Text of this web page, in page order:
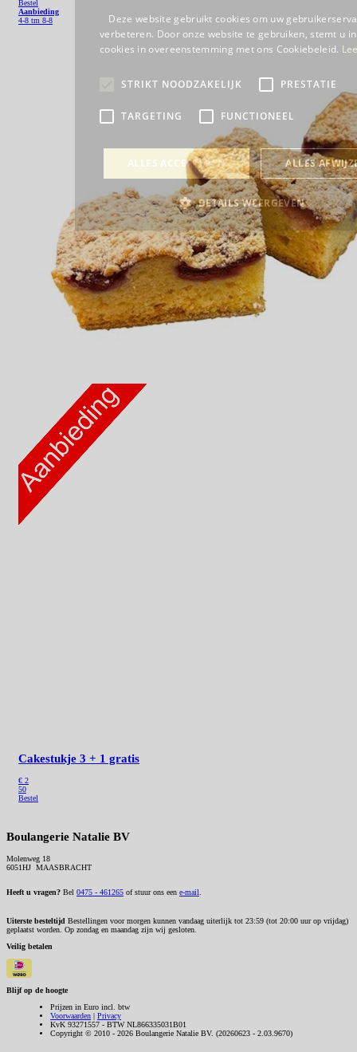
Bestel
Aanbieding
4-8 tm 8-8
Cakestukje 3 + 1 gratis
€ 2
50
Bestel
Boulangerie Natalie BV
Molenweg 18
6051HJ MAASBRACHT
Heeft u vragen? Bel 0475 - 461265 of stuur ons een e-mail
Uiterste besteltijd Bestellingen voor morgen kunnen vandaag uiterlijk tot 23:59 (tot 20:00 uur op vrijdag)
geplaatst worden. Op zondag en maandag zijn wij gesloten.
Veilig betalen
Blijf op de hoogte
Prijzen in Euro incl. btw
Voorwaarden | Privacy
KvK 93271557 - BTW NL866335031B01
Copyright © 2010 - 2026 Boulangerie Natalie BV. (20260623 - 2.03.9670)